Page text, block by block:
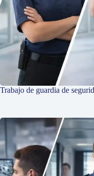
Trabajo de guardia de